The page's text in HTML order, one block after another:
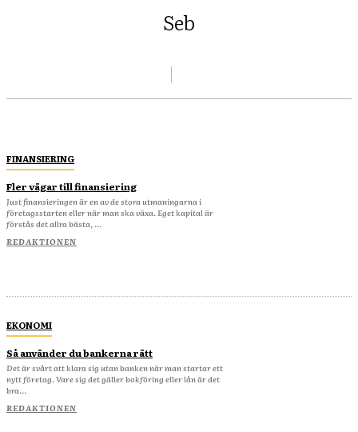
Seb
FINANSIERING
Fler vägar till finansiering
Just finansieringen är en av de stora utmaningarna i
företagsstarten eller när man ska växa. Eget kapital är
förstås det allra bästa, ...
REDAKTIONEN
EKONOMI
Så använder du bankerna rätt
Det är svårt att klara sig utan banken när man startar ett
nytt företag. Vare sig det gäller bokföring eller lån är det
bra...
REDAKTIONEN